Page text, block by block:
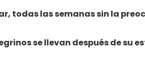
todas las semanas sin la
se llevan después de su